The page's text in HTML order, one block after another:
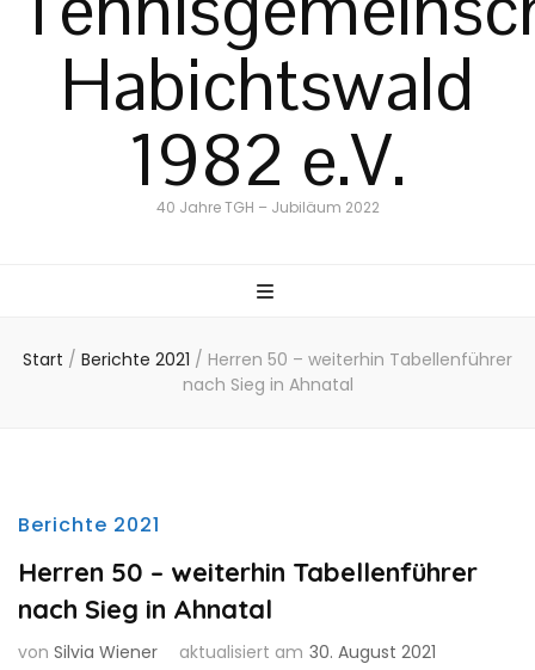
Habichtswald
1982 e.V.
40 Jahre TGH – Jubiläum 2022
Start / Berichte 2021 / Herren 50 – weiterhin Tabellenführer
nach Sieg in Ahnatal
Berichte 2021
Herren 50 – weiterhin Tabellenführer
nach Sieg in Ahnatal
von Silvia Wiener aktualisiert am 30. August 2021